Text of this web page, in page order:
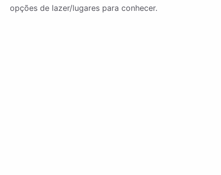
opções de lazer/lugares para conhecer.